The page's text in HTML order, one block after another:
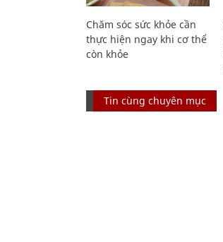
Chăm sóc sức khỏe cần
thực hiện ngay khi cơ thể
còn khỏe
Tin cùng chuyên mục